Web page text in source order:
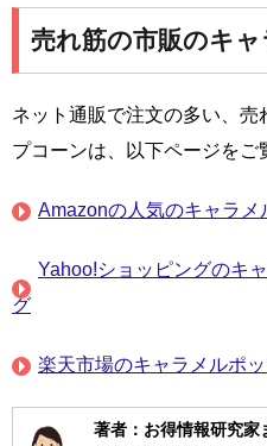
売れ筋の市販のキ
ネット通販で注文の多い、
プコーンは、以下ページをご
Amazonの人気のキャラ
Yahoo!ショッピングのキ
グ
楽天市場のキャラメルポ
著者：お得情報研究家